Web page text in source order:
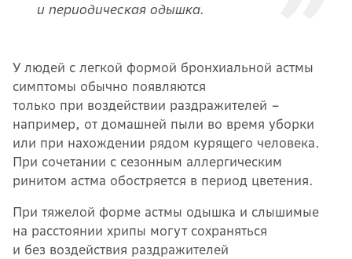
и периодическая одышка.
У людей с легкой формой бронхиальной астмы
симптомы обычно появляются
только при воздействии раздражителей –
например, от домашней пыли во время уборки
или при нахождении рядом курящего человека.
При сочетании с сезонным аллергическим
ринитом астма обостряется в период цветения.
При тяжелой форме астмы одышка и слышимые
на расстоянии хрипы могут сохраняться
и без воздействия раздражителей